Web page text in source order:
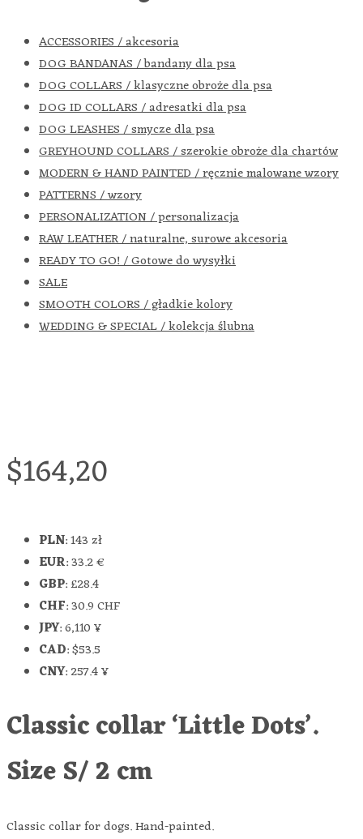
ACCESSORIES / akcesoria
DOG BANDANAS / bandany dla psa
DOG COLLARS / klasyczne obroże dla psa
DOG ID COLLARS / adresatki dla psa
DOG LEASHES / smycze dla psa
GREYHOUND COLLARS / szerokie obroże dla chartów
MODERN & HAND PAINTED / ręcznie malowane wzory
PATTERNS / wzory
PERSONALIZATION / personalizacja
RAW LEATHER / naturalne, surowe akcesoria
READY TO GO! / Gotowe do wysyłki
SALE
SMOOTH COLORS / gładkie kolory
WEDDING & SPECIAL / kolekcja ślubna
$164,20
PLN:143 zł
EUR:33.2 €
GBP:£28.4
CHF:30.9 CHF
JPY:6,110 ¥
CAD:$53.5
CNY:257.4 ¥
Classic collar ‘Little Dots’.
Size S/ 2 cm
Classic collar for dogs. Hand-painted.